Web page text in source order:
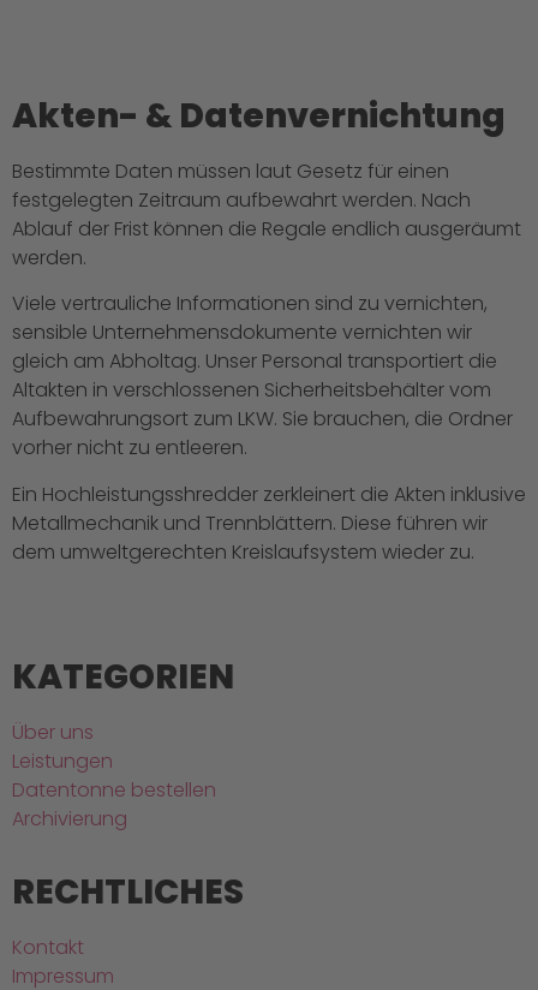
Akten- & Datenvernichtung
Bestimmte Daten müssen laut Gesetz für einen
festgelegten Zeitraum aufbewahrt werden. Nach
Ablauf der Frist können die Regale endlich ausgeräumt
werden.
Viele vertrauliche Informationen sind zu vernichten,
sensible Unternehmensdokumente vernichten wir
gleich am Abholtag. Unser Personal transportiert die
Altakten in verschlossenen Sicherheitsbehälter vom
Aufbewahrungsort zum LKW. Sie brauchen, die Ordner
vorher nicht zu entleeren.
Ein Hochleistungsshredder zerkleinert die Akten inklusive
Metallmechanik und Trennblättern. Diese führen wir
dem umweltgerechten Kreislaufsystem wieder zu.
KATEGORIEN
Über uns
Leistungen
Datentonne bestellen
Archivierung
RECHTLICHES
Kontakt
Impressum